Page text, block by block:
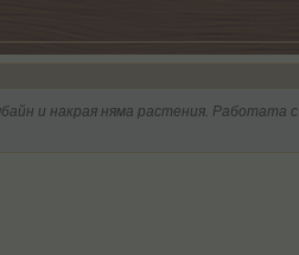
и накрая няма растения. Работата с